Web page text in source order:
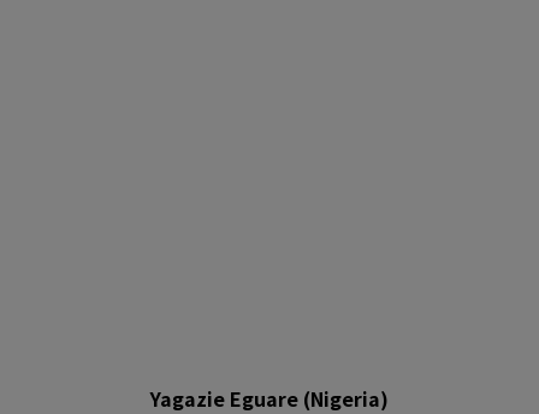
Yagazie Eguare (Nigeria)